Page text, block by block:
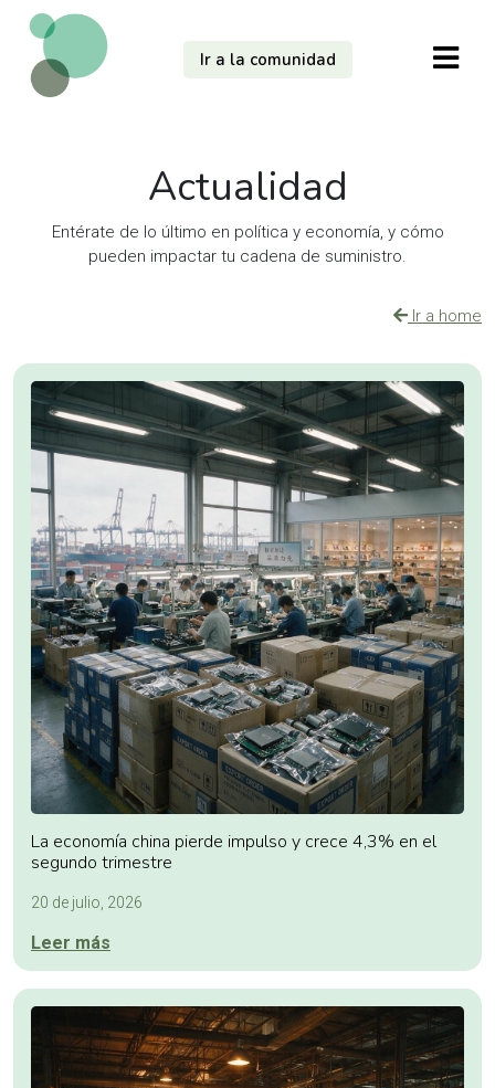
Ir a la comunidad
Actualidad
Entérate de lo último en política y economía, y cómo
pueden impactar tu cadena de suministro.
Ir a home
La economía china pierde impulso y crece 4,3% en el
segundo trimestre
20 de julio, 2026
Leer más